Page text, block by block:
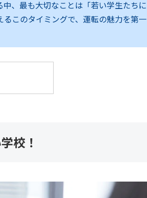
、最も大切なことは「若い学生たちに
このタイミングで、運転の魅力を第一
校！